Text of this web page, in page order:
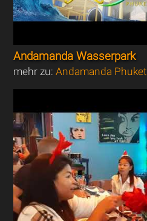
Andamanda Wasserpark
mehr zu:Andamanda Phuket